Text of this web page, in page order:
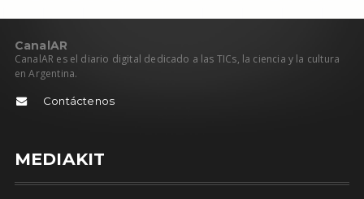
CanalAR
CanalAR es el diario digital dedicado a las TICs, la ciencia y la cultura
en Argentina.
Contáctenos
MEDIAKIT